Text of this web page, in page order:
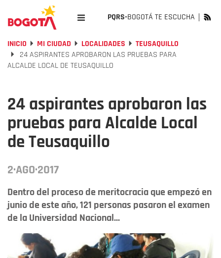
PQRS-BOGOTÁ TE ESCUCHA
INICIO MI CIUDAD LOCALIDADES
TEUSAQUILLO
24 ASPIRANTES APROBARON LAS PRUEBAS PARA
ALCALDE LOCAL DE TEUSAQUILLO
24 aspirantes aprobaron las
pruebas para Alcalde Local
de Teusaquillo
2·AGO·2017
Dentro del proceso de meritocracia que empezó en
junio de este año, 121 personas pasaron el examen
de la Universidad Nacional...